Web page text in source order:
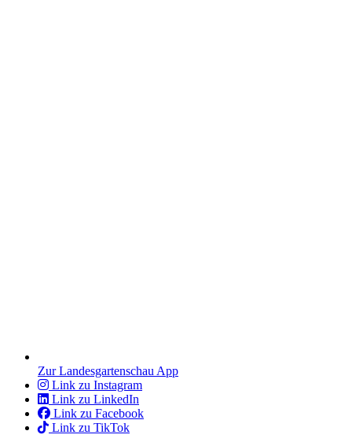
Zur Landesgartenschau App
Link zu Instagram
Link zu LinkedIn
Link zu Facebook
Link zu TikTok